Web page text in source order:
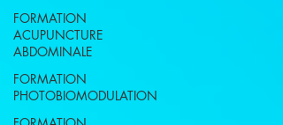
FORMATION
ACUPUNCTURE
ABDOMINALE
FORMATION
PHOTOBIOMODULATION